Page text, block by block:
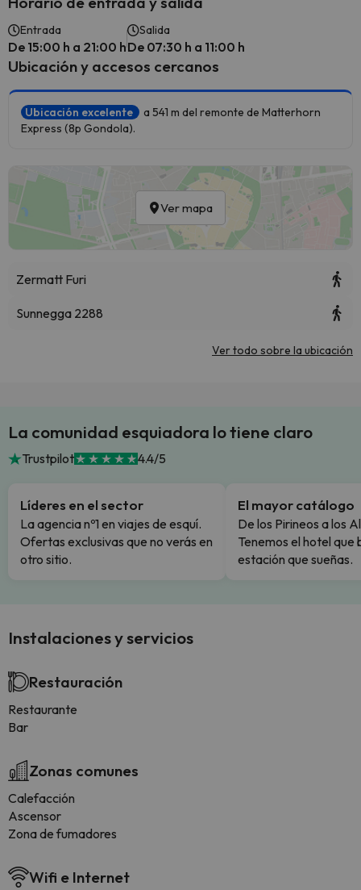
Entrada
De 15:00 h a 21:00 h
Salida
De 07:30 h a 11:00 h
Ubicación y accesos cercanos
Ubicación excelente
a 541 m del remonte de Matterhorn
Express (8p Gondola).
Ver mapa
Zermatt Furi
Sunnegga 2288
Ver todo sobre la ubicación
La comunidad esquiadora lo tiene claro
Trustpilot 4.4/5
Líderes en el sector
La agencia nº1 en viajes de esquí.
Ofertas exclusivas que no verás en
otro sitio.
El mayor catálogo
De los Pirineos a los
Tenemos el hotel que
estación que sueñas.
Instalaciones y servicios
Restauración
Restaurante
Bar
Zonas comunes
Calefacción
Ascensor
Zona de fumadores
Wifi e Internet